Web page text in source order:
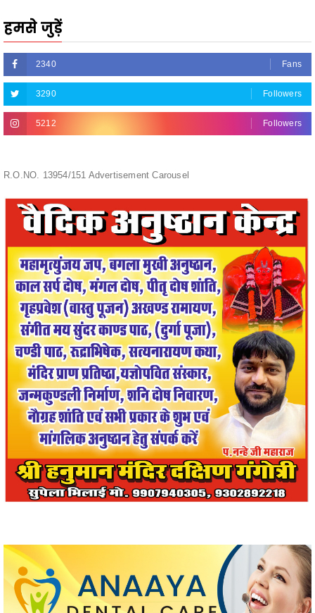
हमसे जुड़ें
2340 Fans
3290 Followers
5212 Followers
R.O.NO. 13954/151 Advertisement Carousel